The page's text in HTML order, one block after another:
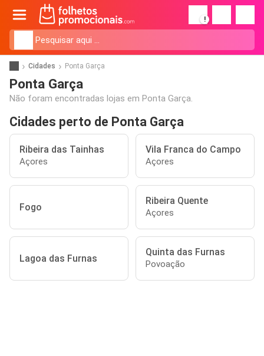
!
Cidades Ponta Garça
Ponta Garça
Não foram encontradas lojas em Ponta Garça.
Cidades perto de Ponta Garça
Ribeira das Tainhas
Açores
Vila Franca do Campo
Açores
Fogo
Ribeira Quente
Açores
Lagoa das Furnas
Quinta das Furnas
Povoação